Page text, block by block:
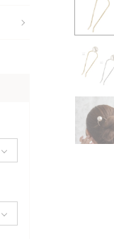
デ
(1)
開